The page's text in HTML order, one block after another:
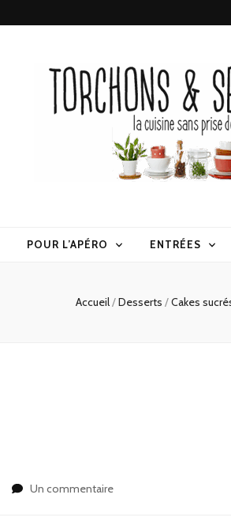
POUR L’APÉRO ENTRÉES
Accueil/Desserts /Cakes
Un commentairesur